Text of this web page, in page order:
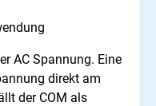
AC Spannung. Eine
direkt am
der COM als